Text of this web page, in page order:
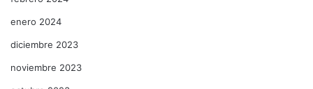
enero 2024
diciembre 2023
noviembre 2023